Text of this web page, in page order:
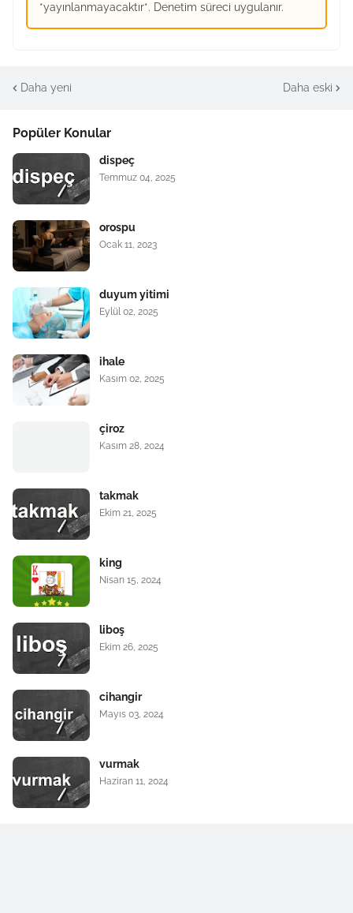
*yayınlanmayacaktır*. Denetim süreci uygulanır.
Daha yeni Daha eski
Popüler Konular
dispeç
Temmuz 04, 2025
orospu
Ocak 11, 2023
duyum yitimi
Eylül 02, 2025
ihale
Kasım 02, 2025
çiroz
Kasım 28, 2024
takmak
Ekim 21, 2025
king
Nisan 15, 2024
liboş
Ekim 26, 2025
cihangir
Mayıs 03, 2024
vurmak
Haziran 11, 2024